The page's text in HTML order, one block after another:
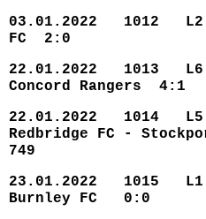
03.01.2022 1012
FC
22.01.2022 1013 L6
Concord
22.01.2022 1014 L5
Redbridge FC -
749
23.01.2022 1015 L1
Burnley FC